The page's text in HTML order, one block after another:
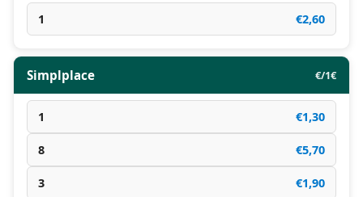
1 €2,60
Simplplace €/1€
1 €1,30
8 €5,70
3 €1,90